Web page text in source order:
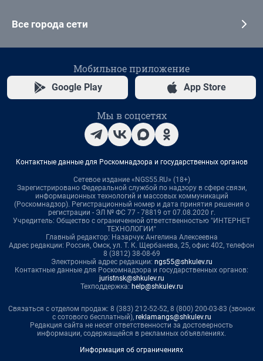
Все города сети
Мобильное приложение
Google Play App Store
Мы в соцсетях
Контактные данные для Роскомнадзора и государственных органов
Сетевое издание «NGS55.RU» (18+)
Зарегистрировано Федеральной службой по надзору в сфере связи,
информационных технологий и массовых коммуникаций
(Роскомнадзор). Регистрационный номер и дата принятия решения о
регистрации - ЭЛ № ФС 77 - 78819 от 07.08.2020 г.
Учредитель: Общество с ограниченной ответственностью "ИНТЕРНЕТ
ТЕХНОЛОГИИ"
Главный редактор: Назарчук Ангелина Алексеевна
Адрес редакции: Россия, Омск, ул. Т. К. Щербанева, 25, офис 402, телефон
8 (3812) 38-08-69
Электронный адрес редакции: ngs55@shkulev.ru
Контактные данные для Роскомнадзора и государственных органов:
juristnsk@shkulev.ru
Техподдержка: help@shkulev.ru
Связаться с отделом продаж: 8 (383) 212-52-52, 8 (800) 200-03-83 (звонок
с сотового бесплатный), reklamangs@shkulev.ru
Редакция сайта не несет ответственности за достоверность
информации, содержащейся в рекламных объявлениях.
Информация об ограничениях